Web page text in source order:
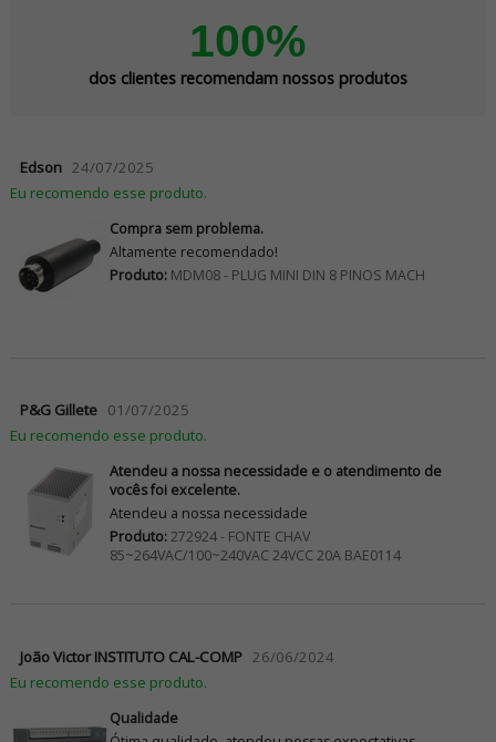
100%
dos clientes recomendam nossos produtos
Edson 24/07/2025
Eu recomendo esse produto.
Compra sem problema.
Altamente recomendado!
Produto:MDM08 - PLUG MINI DIN 8 PINOS MACH
P&G Gillete 01/07/2025
Eu recomendo esse produto.
Atendeu a nossa necessidade e o atendimento de
vocês foi excelente.
Atendeu a nossa necessidade
Produto:272924 - FONTE CHAV
85~264VAC/100~240VAC 24VCC 20A BAE0114
João Victor INSTITUTO CAL-COMP 26/06/2024
Eu recomendo esse produto.
Qualidade